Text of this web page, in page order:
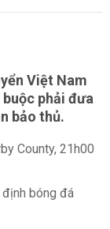
Việt Nam
phải đưa
bảo thủ.
County, 21h00
bóng đá